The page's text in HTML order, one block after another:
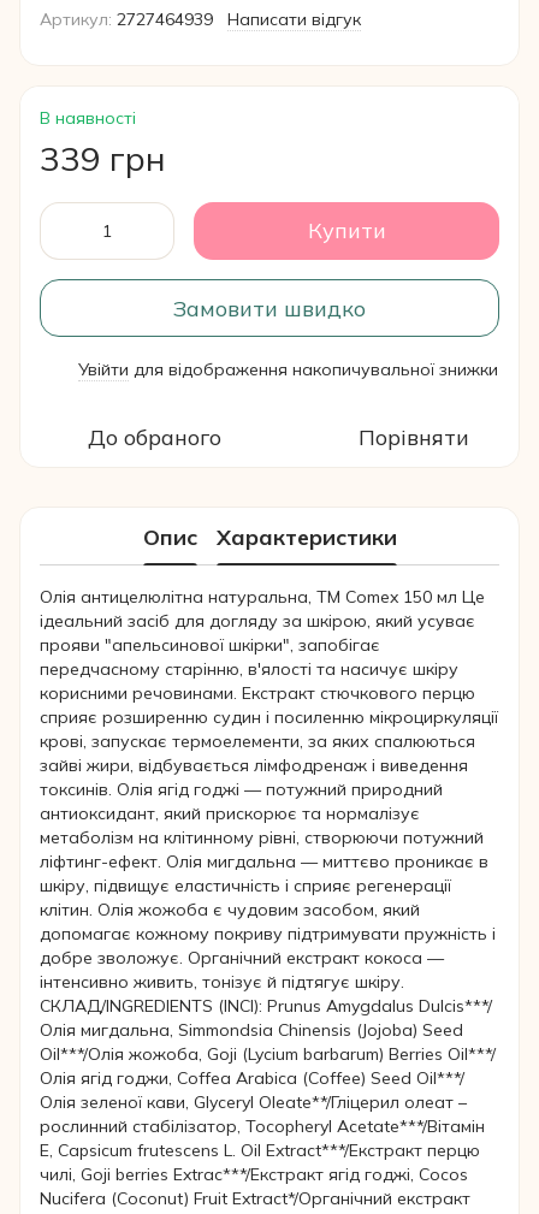
Артикул: 2727464939 Написати відгук
В наявності
339 грн
Купити
Замовити швидко
Увійти для відображення накопичувальної знижки
До обраного Порівняти
Опис Характеристики
Олія антицелюлітна натуральна, TM Comex 150 мл Це
ідеальний засіб для догляду за шкірою, який усуває
прояви "апельсинової шкірки", запобігає
передчасному старінню, в'ялості та насичує шкіру
корисними речовинами. Екстракт стючкового перцю
сприяє розширенню судин і посиленню мікроциркуляції
крові, запускає термоелементи, за яких спалюються
зайві жири, відбувається лімфодренаж і виведення
токсинів. Олія ягід годжі — потужний природний
антиоксидант, який прискорює та нормалізує
метаболізм на клітинному рівні, створюючи потужний
ліфтинг-ефект. Олія мигдальна — миттєво проникає в
шкіру, підвищує еластичність і сприяє регенерації
клітин. Олія жожоба є чудовим засобом, який
допомагає кожному покриву підтримувати пружність і
добре зволожує. Органічний екстракт кокоса —
інтенсивно живить, тонізує й підтягує шкіру.
CКЛАД/INGREDIENTS (INCI): Prunus Amygdalus Dulcis***/
Олія мигдальна, Simmondsia Chinensis (Jojoba) Seed
Oil***/Олія жожоба, Goji (Lycium barbarum) Berries Oil***/
Олія ягід годжи, Coffea Arabica (Coffee) Seed Oil***/
Олія зеленої кави, Glyceryl Oleate**/Гліцерил олеат –
рослинний стабілізатор, Tocopheryl Acetate***/Вітамін
Е, Capsicum frutescens L. Oil Extract***/Екстракт перцю
чилі, Goji berries Extrac***/Екстракт ягід годжі, Cocos
Nucifera (Coconut) Fruit Extract*/Органічний екстракт